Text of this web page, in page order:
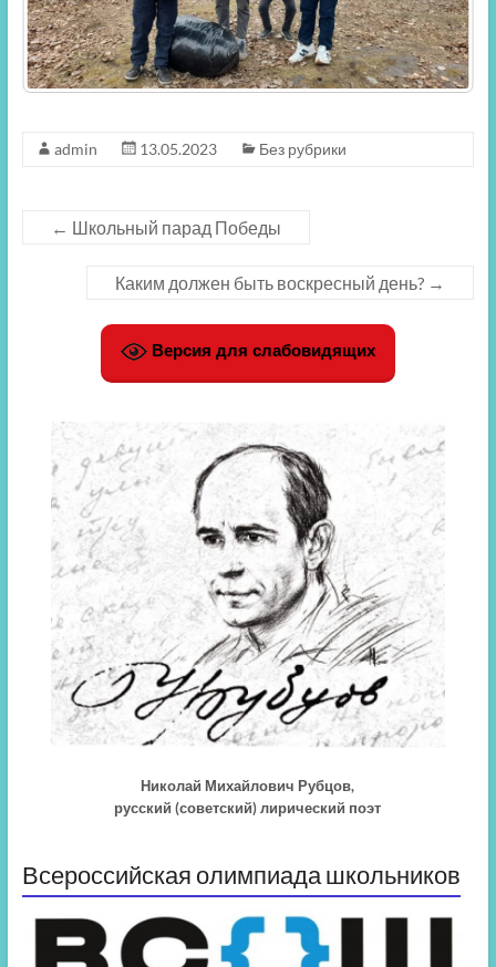
admin 13.05.2023 Без рубрики
← Школьный парад Победы
Каким должен быть воскресный день? →
Версия для слабовидящих
Николай Михайлович Рубцов,
русский (советский) лирический поэт
Всероссийская олимпиада школьников